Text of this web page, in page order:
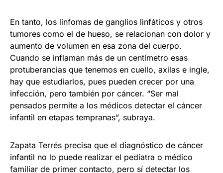
En tanto, los linfomas de ganglios linfáticos y otros
tumores como el de hueso, se relacionan con dolor y
aumento de volumen en esa zona del cuerpo.
Cuando se inflaman más de un centímetro esas
protuberancias que tenemos en cuello, axilas e ingle,
hay que estudiarlos, pues pueden crecer por una
infección, pero también por cáncer. “Ser mal
pensados permite a los médicos detectar el cáncer
infantil en etapas tempranas”, subraya.
Zapata Terrés precisa que el diagnóstico de cáncer
infantil no lo puede realizar el pediatra o médico
familiar de primer contacto, pero sí detectar los